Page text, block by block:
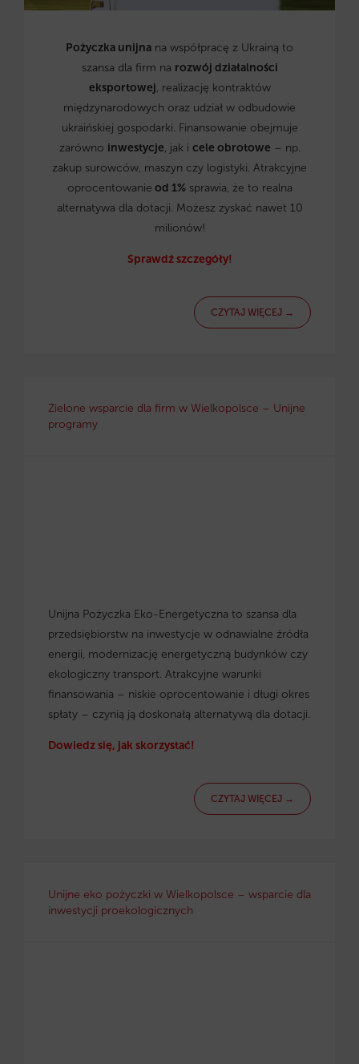
Pożyczka unijna na współpracę z Ukrainą to
szansa dla firm na rozwój działalności
eksportowej, realizację kontraktów
międzynarodowych oraz udział w odbudowie
ukraińskiej gospodarki. Finansowanie obejmuje
zarówno inwestycje, jak i cele obrotowe – np.
zakup surowców, maszyn czy logistyki. Atrakcyjne
oprocentowanie od 1%sprawia, że to realna
alternatywa dla dotacji. Możesz zyskać nawet 10
milionów!
Sprawdź szczegóły!
CZYTAJ WIĘCEJ →
Zielone wsparcie dla firm w Wielkopolsce – Unijne
programy
Unijna Pożyczka Eko-Energetyczna to szansa dla
przedsiębiorstw na inwestycje w odnawialne źródła
energii, modernizację energetyczną budynków czy
ekologiczny transport. Atrakcyjne warunki
finansowania – niskie oprocentowanie i długi okres
spłaty – czynią ją doskonałą alternatywą dla dotacji.
Dowiedz się, jak skorzystać!
CZYTAJ WIĘCEJ →
Unijne eko pożyczki w Wielkopolsce – wsparcie dla
inwestycji proekologicznych